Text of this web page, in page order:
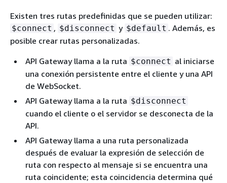
Existen tres rutas predefinidas que se pueden utilizar:
$connect , $disconnect y $default . Además, es
posible crear rutas personalizadas.
API Gateway llama a la ruta $connect al iniciarse
una conexión persistente entre el cliente y una API
de WebSocket.
API Gateway llama a la ruta $disconnect
cuando el cliente o el servidor se desconecta de la
API.
API Gateway llama a una ruta personalizada
después de evaluar la expresión de selección de
ruta con respecto al mensaje si se encuentra una
ruta coincidente; esta coincidencia determina qué